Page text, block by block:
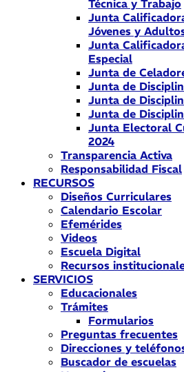
Técnica y Trabajo
Junta
Jóvenes y
Junta
Especial
Junta de
Junta de
Junta de
Junta de
Junta Electoral
2024
Transparencia Activa
Responsabilidad Fiscal
RECURSOS
Diseños Curriculares
Calendario Escolar
Efemérides
Videos
Escuela Digital
Recursos
SERVICIOS
Educacionales
Trámites
Formularios
Preguntas frecuentes
Direcciones y
Buscador de escuelas